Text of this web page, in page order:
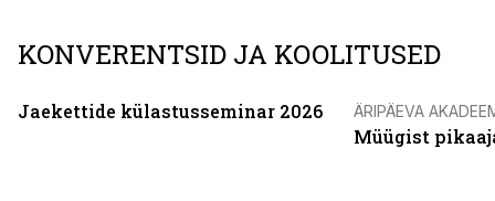
KONVERENTSID JA KOOLITUSED
Jaekettide külastusseminar 2026 ÄRIPÄEVA
Müügist